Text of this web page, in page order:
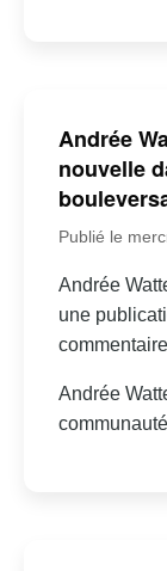
Andrée
nouvelle
Publié le
Andrée
une
Andrée